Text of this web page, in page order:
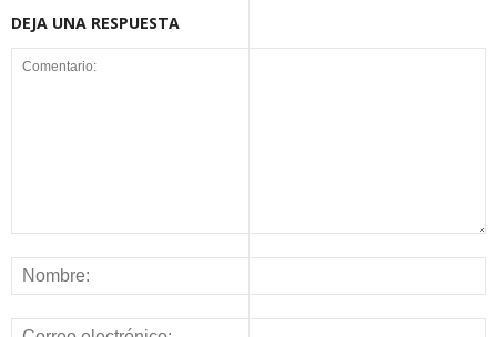
DEJA UNA RESPUESTA